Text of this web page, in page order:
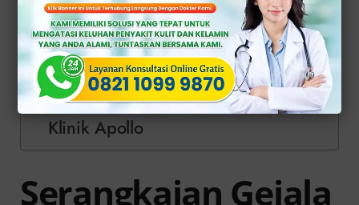
Daftar Isi
Serangkaian Gejala Servisitis
Lakukan Pemeriksaan Bertahap di
Klinik Apollo
Serangkaian Gejala